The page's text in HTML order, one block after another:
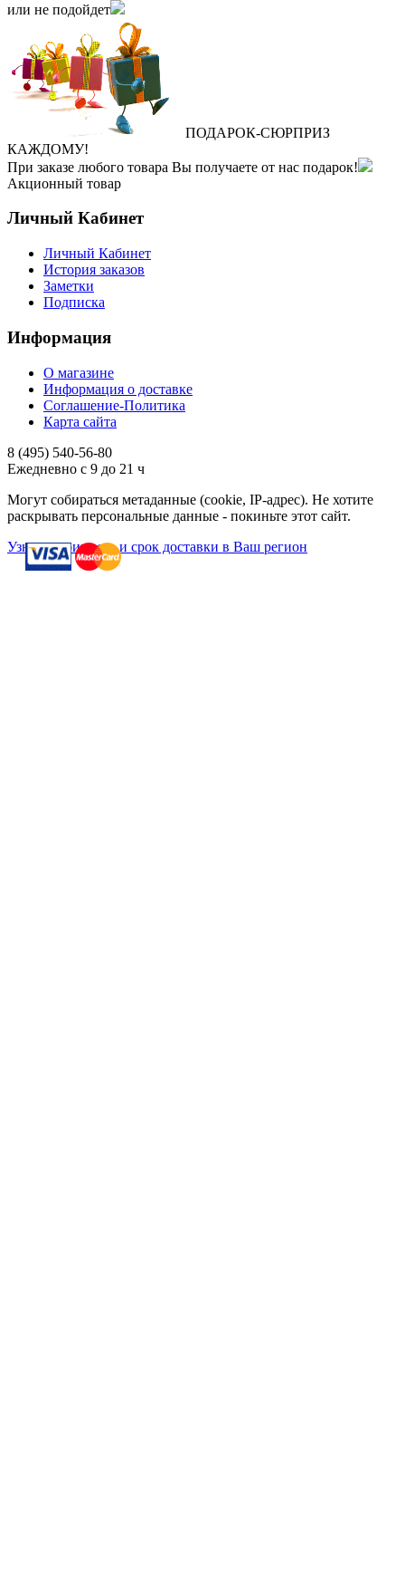
или не подойдет
ПОДАРОК‐СЮРПРИЗ
КАЖДОМУ!
При заказе любого товара Вы получаете от нас подарок!
Акционный товар
Личный Кабинет
Личный Кабинет
История заказов
Заметки
Подписка
Информация
О магазине
Информация о доставке
Соглашение-Политика
Карта сайта
8 (495) 540-56-80
Ежедневно с 9 до 21 ч
Могут собираться метаданные (cookie, IP-адрес). Не хотите
раскрывать персональные данные - покиньте этот сайт.
Узнать стоимость и срок доставки в Ваш регион